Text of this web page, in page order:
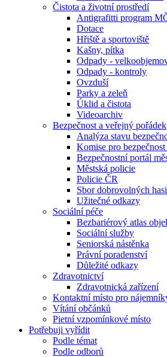
Čistota a životní prostředí
Antigrafitti program
Dotace
Hřiště a sportoviště
Kašny, pítka
Odpady -
Odpady - kontroly
Ovzduší
Parky a zeleň
Úklid a čistota
Videoarchiv
Bezpečnost a veřejný pořádek
Analýza stavu
Komise pro
Bezpečnostní portál
Městská policie
Policie ČR
Sbor dobrovolných
Užitečné odkazy
Sociální péče
Bezbariérový atlas
Sociální služby
Seniorská nástěnka
Právní poradenství
Důležité odkazy
Zdravotnictví
Zdravotnická zařízení
Kontaktní místo pro
Vítání občánků
Pietní vzpomínkové místo
Potřebuji vyřídit
Podle témat
Podle odborů